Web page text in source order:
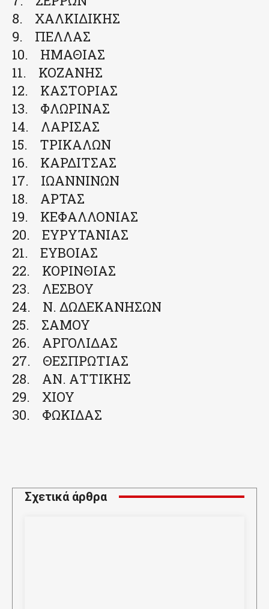
8. ΧΑΛΚΙΔΙΚΗΣ
9. ΠΕΛΛΑΣ
10. ΗΜΑΘΙΑΣ
11. ΚΟΖΑΝΗΣ
12. ΚΑΣΤΟΡΙΑΣ
13. ΦΛΩΡΙΝΑΣ
14. ΛΑΡΙΣΑΣ
15. ΤΡΙΚΑΛΩΝ
16. ΚΑΡΔΙΤΣΑΣ
17. ΙΩΑΝΝΙΝΩΝ
18. ΑΡΤΑΣ
19. ΚΕΦΑΛΛΟΝΙΑΣ
20. ΕΥΡΥΤΑΝΙΑΣ
21. ΕΥΒΟΙΑΣ
22. ΚΟΡΙΝΘΙΑΣ
23. ΛΕΣΒΟΥ
24. Ν. ΔΩΔΕΚΑΝΗΣΩΝ
25. ΣΑΜΟΥ
26. ΑΡΓΟΛΙΔΑΣ
27. ΘΕΣΠΡΩΤΙΑΣ
28. ΑΝ. ΑΤΤΙΚΗΣ
29. ΧΙΟΥ
30. ΦΩΚΙΔΑΣ
Σχετικά άρθρα